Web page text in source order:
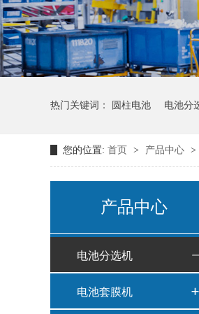
热门关键词： 圆柱电池 电池分
您的位置: 首页 > 产品中心 >
产品中心
电池分选机
电池套膜机